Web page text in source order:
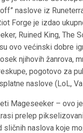
naslove iz
Forge je izdao
Ruined King, The
ovo većinski dobre
njihovih žanrova,
pogotovo za
naslove (LoL,
Mageseeker – ovo
prelep
sličnih naslova koje